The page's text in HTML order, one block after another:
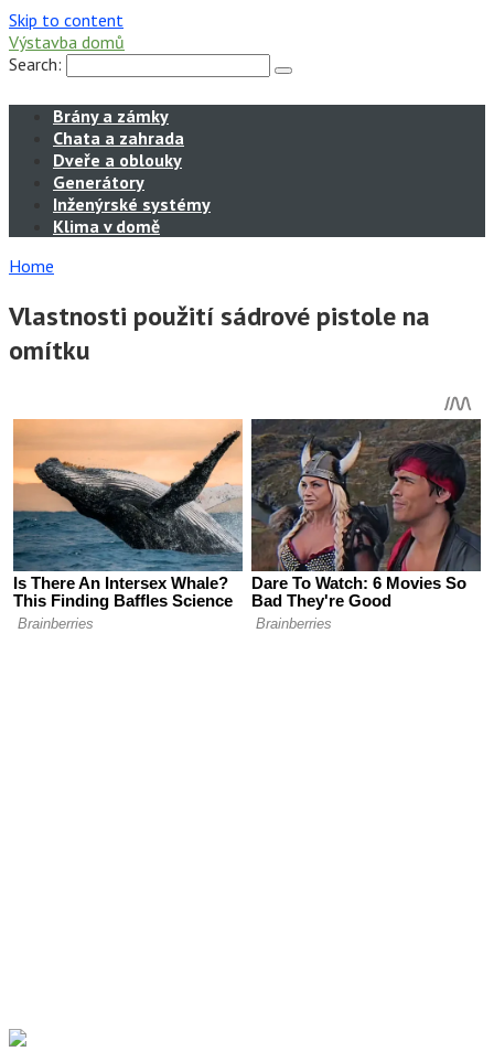
Skip to content
Výstavba domů
Search:
Brány a zámky
Chata a zahrada
Dveře a oblouky
Generátory
Inženýrské systémy
Klima v domě
Home
Vlastnosti použití sádrové pistole na
omítku